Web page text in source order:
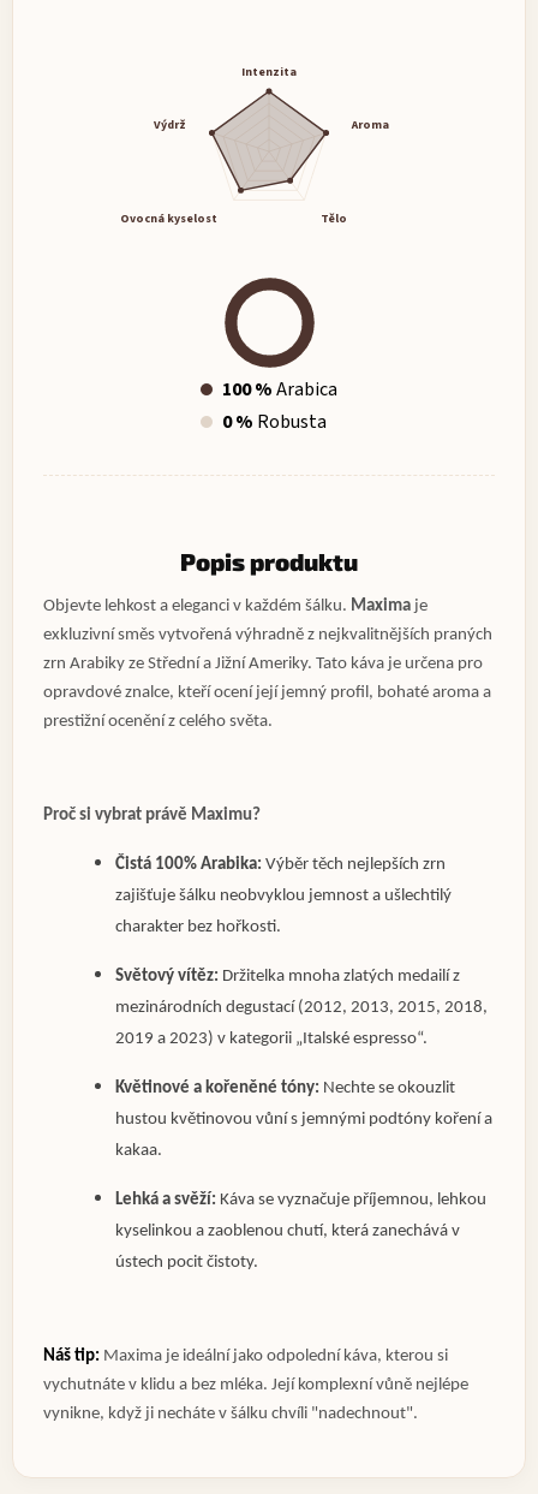
Popis produktu
Objevte lehkost a eleganci v každém šálku. Maxima je
exkluzivní směs vytvořená výhradně z nejkvalitnějších praných
zrn Arabiky ze Střední a Jižní Ameriky. Tato káva je určena pro
opravdové znalce, kteří ocení její jemný profil, bohaté aroma a
prestižní ocenění z celého světa.
Proč si vybrat právě Maximu?
Čistá 100% Arabika: Výběr těch nejlepších zrn
zajišťuje šálku neobvyklou jemnost a ušlechtilý
charakter bez hořkosti.
Světový vítěz: Držitelka mnoha zlatých medailí z
mezinárodních degustací (2012, 2013, 2015, 2018,
2019 a 2023) v kategorii „Italské espresso“.
Květinové a kořeněné tóny: Nechte se okouzlit
hustou květinovou vůní s jemnými podtóny koření a
kakaa.
Lehká a svěží: Káva se vyznačuje příjemnou, lehkou
kyselinkou a zaoblenou chutí, která zanechává v
ústech pocit čistoty.
Náš tip: Maxima je ideální jako odpolední káva, kterou si
vychutnáte v klidu a bez mléka. Její komplexní vůně nejlépe
vynikne, když ji necháte v šálku chvíli "nadechnout".
Intenzita
Aroma
Tělo
Ovocná kyselost
Výdrž
100 %Arabica
0 % Robusta